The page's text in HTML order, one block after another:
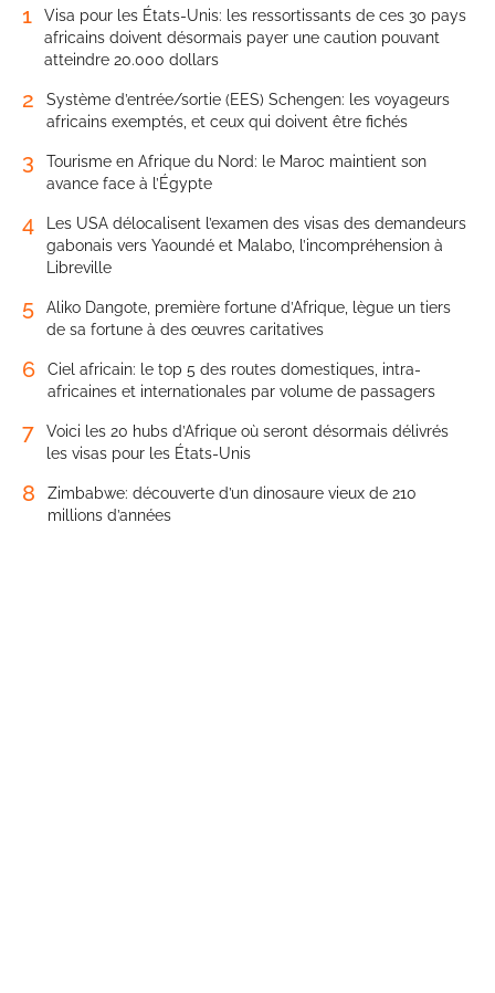
1
Visa pour les États-Unis: les ressortissants de ces 30 pays
africains doivent désormais payer une caution pouvant
atteindre 20.000 dollars
2
Système d’entrée/sortie (EES) Schengen: les voyageurs
africains exemptés, et ceux qui doivent être fichés
3
Tourisme en Afrique du Nord: le Maroc maintient son
avance face à l’Égypte
4
Les USA délocalisent l’examen des visas des demandeurs
gabonais vers Yaoundé et Malabo, l’incompréhension à
Libreville
5
Aliko Dangote, première fortune d’Afrique, lègue un tiers
de sa fortune à des œuvres caritatives
6
Ciel africain: le top 5 des routes domestiques, intra-
africaines et internationales par volume de passagers
7
Voici les 20 hubs d’Afrique où seront désormais délivrés
les visas pour les États-Unis
8
Zimbabwe: découverte d’un dinosaure vieux de 210
millions d’années